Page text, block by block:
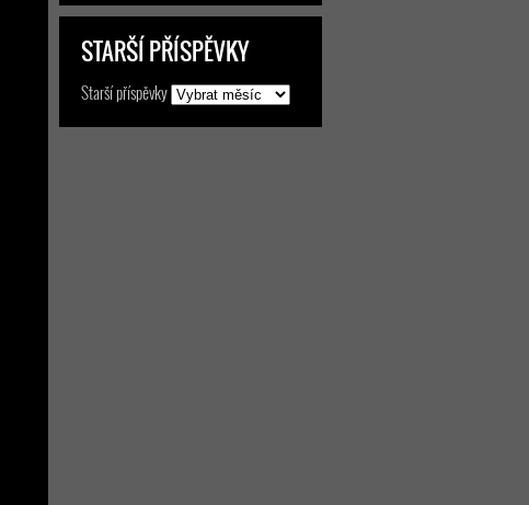
STARŠÍ PŘÍSPĚVKY
Starší příspěvky